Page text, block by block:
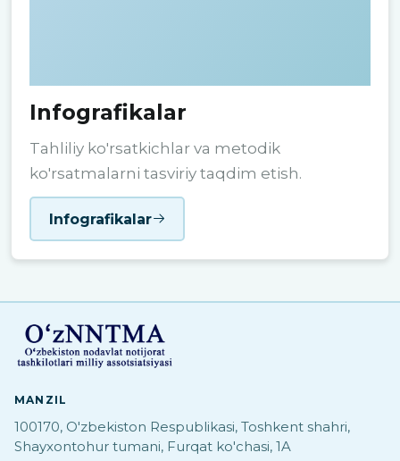
Infografikalar
Tahliliy ko'rsatkichlar va metodik
ko'rsatmalarni tasviriy taqdim etish.
Infografikalar
MANZIL
100170, O'zbekiston Respublikasi, Toshkent shahri,
Shayxontohur tumani, Furqat ko'chasi, 1A